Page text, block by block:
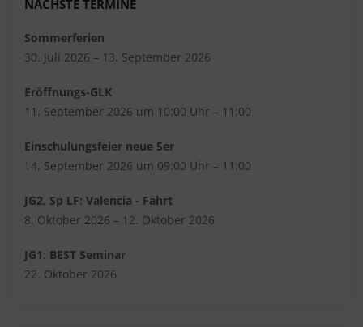
NÄCHSTE TERMINE
Sommerferien
30. Juli 2026 – 13. September 2026
Eröffnungs-GLK
11. September 2026 um 10:00 Uhr – 11:00
Einschulungsfeier neue 5er
14. September 2026 um 09:00 Uhr – 11:00
JG2, Sp LF: Valencia - Fahrt
8. Oktober 2026 – 12. Oktober 2026
JG1: BEST Seminar
22. Oktober 2026